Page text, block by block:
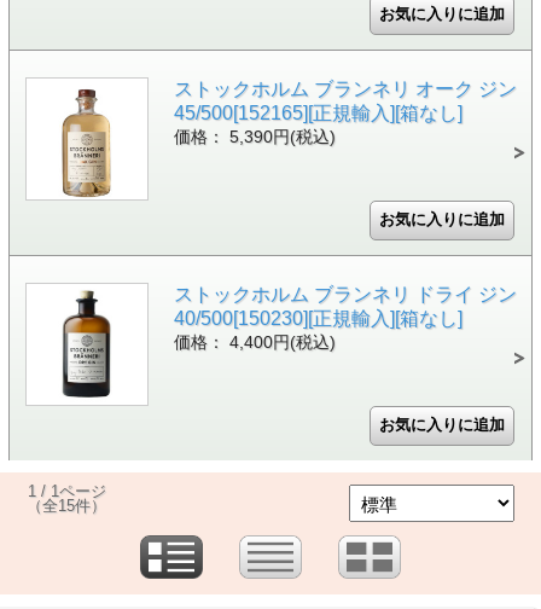
ストックホルム ブランネリ オーク ジン
45/500[152165][正規輸入][箱なし]
価格： 5,390円(税込)
ストックホルム ブランネリ ドライ ジン
40/500[150230][正規輸入][箱なし]
価格： 4,400円(税込)
1 / 1ページ
（全15件）